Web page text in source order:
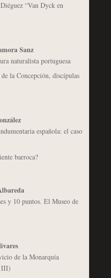
“Van Dyck en
Sanz
naturalista portuguesa
la Concepción, discípulas
española: el caso
barroca?
y 10 puntos. El Museo de
de la Monarquía
III)